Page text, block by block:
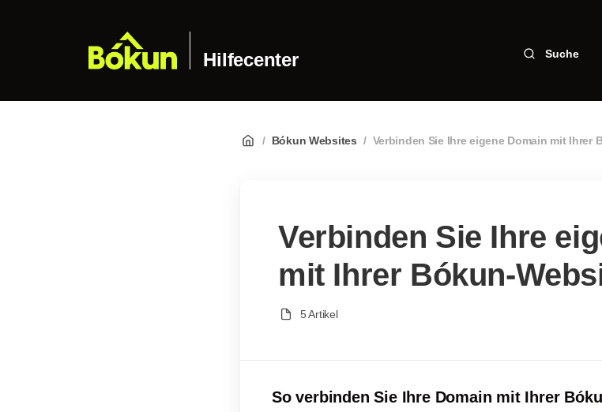
Hilfecenter Suche
/ Bókun Websites / Verbinden Sie Ihre eigene Domain mit Ihrer
Verbinden Sie Ihre
mit Ihrer Bókun-
5 Artikel
So verbinden Sie Ihre Domain mit Ihrer